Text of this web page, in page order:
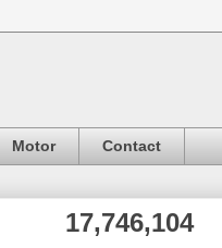
Motor Contact
17,746,104